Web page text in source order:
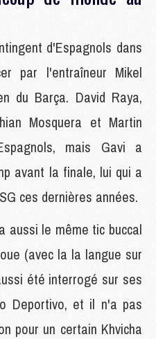
d'Espagnols dans
par l'entraîneur Mikel
du Barça. David Raya,
Mosquera et Martin
mais Gavi a
avant la finale, lui qui a
ces dernières années.
aussi le même tic buccal
(avec la la langue sur
été interrogé sur ses
Deportivo, et il n'a pas
pour un certain Khvicha